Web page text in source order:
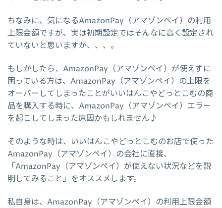
ちなみに、気になるAmazonPay（アマゾンペイ）の利用
上限金額ですが、実は初期設定ではそんなに高く設定され
ていないと思いますが、、、。
もしかしたら、AmazonPay（アマゾンペイ）が使えずに
困っている方は、AmazonPay（アマゾンペイ）の上限を
オーバーしてしまったことがいいはんこやどっとこむの商
品を購入する時に、AmazonPay（アマゾンペイ）エラー
を起こしてしまった原因かもしれません♪
そのような時は、いいはんこやどっとこむのお店で使った
AmazonPay（アマゾンペイ）の会社に直接、
「AmazonPay（アマゾンペイ）が使えない状況などを説
明してみること」をオススメします。
私自身は、AmazonPay（アマゾンペイ）の利用上限金額